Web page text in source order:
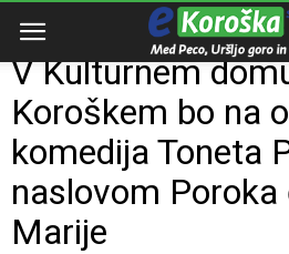
Domov
V Kulturnem
Koroškem bo na
komedija Toneta
naslovom
Marije